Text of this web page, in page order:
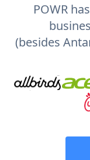
POWR
(besides